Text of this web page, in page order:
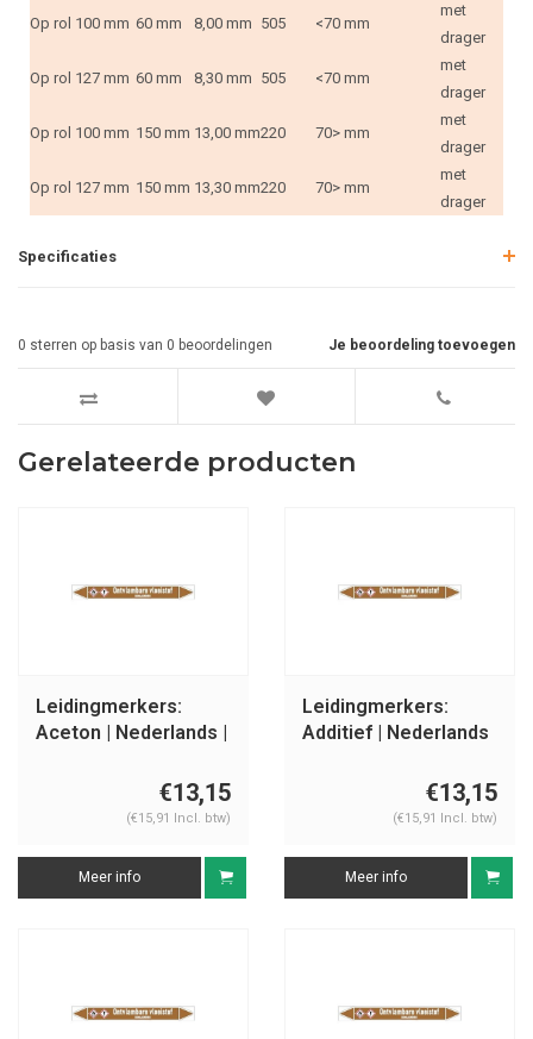
Op rol 100 mm 60 mm 8,00 mm 505 <70 mm
met
drager
Op rol 127 mm 60 mm 8,30 mm 505 <70 mm
met
drager
Op rol 100 mm 150 mm 13,00 mm220 70> mm
met
drager
Op rol 127 mm 150 mm 13,30 mm220 70> mm
met
drager
Specificaties
Je beoordeling toevoegen
0 sterren op basis van 0 beoordelingen
Gerelateerde producten
Leidingmerkers:
Aceton | Nederlands |
€13,15
(€15,91 Incl. btw)
Meer info
Leidingmerkers:
Additief | Nederlands
€13,15
(€15,91 Incl. btw)
Meer info